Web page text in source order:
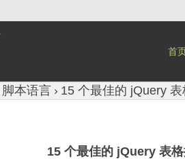
首
脚本语言 15 个最佳的 jQuery
15 个最佳的 jQuery 表